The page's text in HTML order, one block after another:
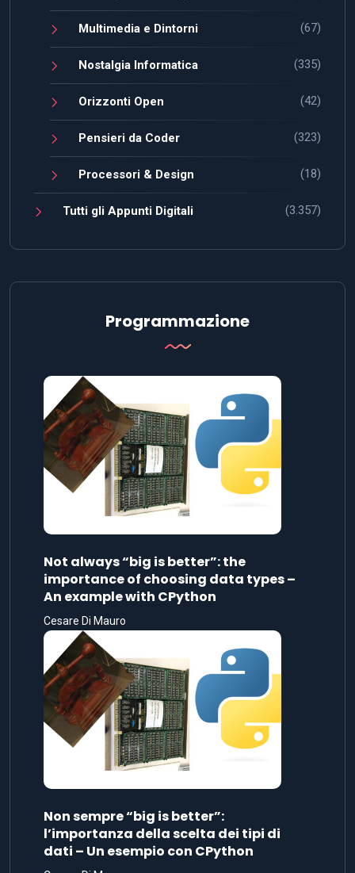
Multimedia e Dintorni (67)
Nostalgia Informatica (335)
Orizzonti Open (42)
Pensieri da Coder (323)
Processori & Design (18)
Tutti gli Appunti Digitali (3.357)
Programmazione
Not always “big is better”: the
importance of choosing data types –
An example with CPython
Cesare Di Mauro
Non sempre “big is better”:
l’importanza della scelta dei tipi di
dati – Un esempio con CPython